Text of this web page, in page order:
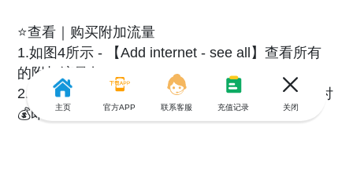
⭐️查看｜购买附加流量
1.如图4所示 - 【Add internet - see all】查看所有
的附加流量包
2.如图7所示 - 选一个你喜欢的附加流量包，然后付
💰即可主页 官方APP 联系客服 充值记录 关闭